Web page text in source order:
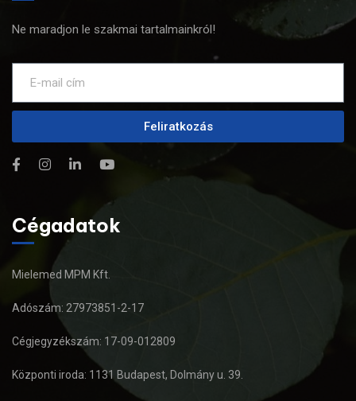
Ne maradjon le szakmai tartalmainkról!
Feliratkozás
Cégadatok
Mielemed MPM Kft.
Adószám: 27973851-2-17
Cégjegyzékszám: 17-09-012809
Központi iroda: 1131 Budapest, Dolmány u. 39.